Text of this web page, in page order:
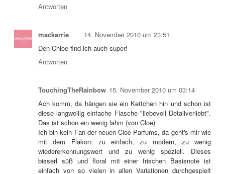
Antworten
mackarrie
14. November 2010 um 23:51
Den Chloe find ich auch super!
Antworten
TouchingTheRainbow 15. November 2010 um 03:14
Ach komm, da hängen sie ein Kettchen hin und schon ist
diese langweilig einfache Flasche "liebevoll Detailverliebt".
Das ist schon ein wenig lahm (von Cloe)
Ich bin kein Fan der neuen Cloe Parfums, da geht's mir wie
mit dem Flakon: zu einfach, zu modern, zu wenig
wiedererkennungswert und zu wenig speziell. Dieses
bisserl süß und floral mit einer frischen Basisnote ist
einfach von so vielen in allen Variationen durchgespielt